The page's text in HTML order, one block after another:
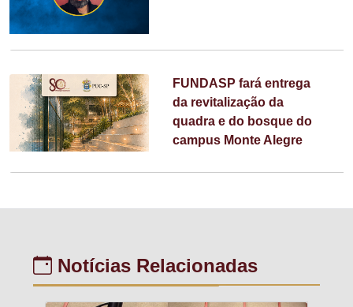
FUNDASP fará entrega
da revitalização da
quadra e do bosque do
campus Monte Alegre
Notícias Relacionadas